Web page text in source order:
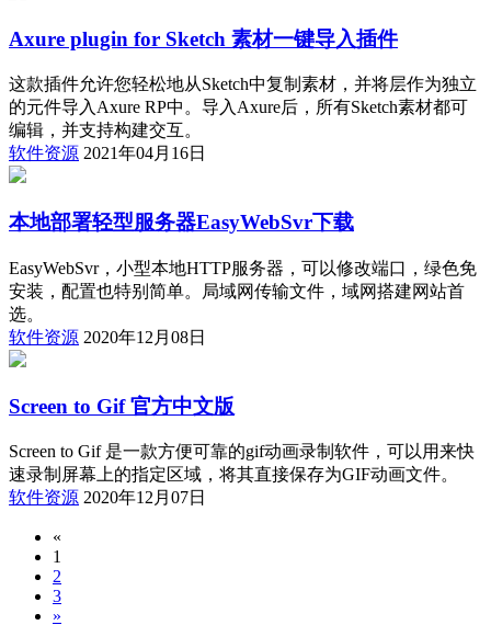
Axure plugin for Sketch 素材一键导入插件
这款插件允许您轻松地从Sketch中复制素材，并将层作为独立
的元件导入Axure RP中。导入Axure后，所有Sketch素材都可
编辑，并支持构建交互。
软件资源 2021年04月16日
本地部署轻型服务器EasyWebSvr下载
EasyWebSvr，小型本地HTTP服务器，可以修改端口，绿色免
安装，配置也特别简单。局域网传输文件，域网搭建网站首
选。
软件资源 2020年12月08日
Screen to Gif 官方中文版
Screen to Gif 是一款方便可靠的gif动画录制软件，可以用来快
速录制屏幕上的指定区域，将其直接保存为GIF动画文件。
软件资源 2020年12月07日
«
1
2
3
»